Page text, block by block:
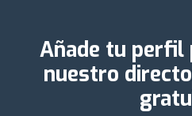
Añade tu perfil
nuestro